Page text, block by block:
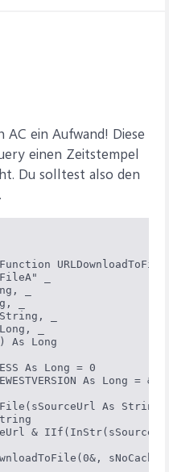
AC ein Aufwand! Diese
einen Zeitstempel
Du solltest also den
_
_
_
_
_
As Long
As Long = 0
As Long =
As
&